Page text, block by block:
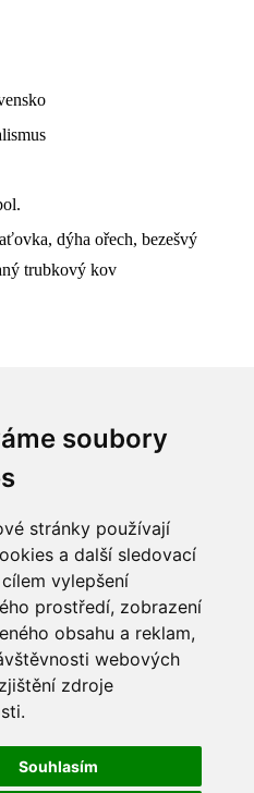
soubory
stránky používají
a další sledovací
vylepšení
prostředí, zobrazení
obsahu a reklam,
webových
zdroje
Souhlasím
dýha ořech, bezešvý
trubkový kov
líbit